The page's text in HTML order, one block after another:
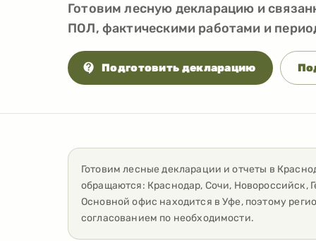
Готовим лесную декларацию и
ПОЛ, фактическими работами и
Подготовить декларацию
Готовим лесные декларации и отчеты в
обращаются: Краснодар, Сочи, Новороссийск,
Основной офис находится в Уфе, поэтому
согласованием по необходимости.